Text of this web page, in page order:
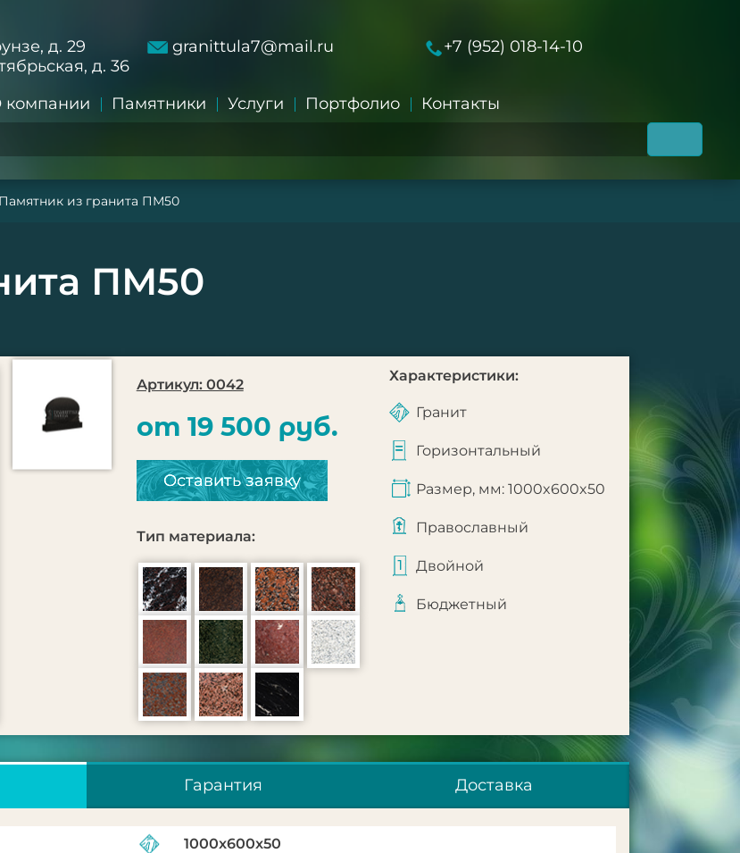
д. 29
д. 36
granittula7@mail.ru +7 (952) 018-14-10
компании Памятники Услуги Портфолио Контакты
Памятник из гранита ПМ50
ПМ50
Артикул: 0042
от 19 500 руб.
Оставить заявку
Тип материала:
Характеристики:
Гранит
Горизонтальный
Размер, мм: 1000x600x50
Православный
Двойной
Бюджетный
Гарантия Доставка
1000x600x50